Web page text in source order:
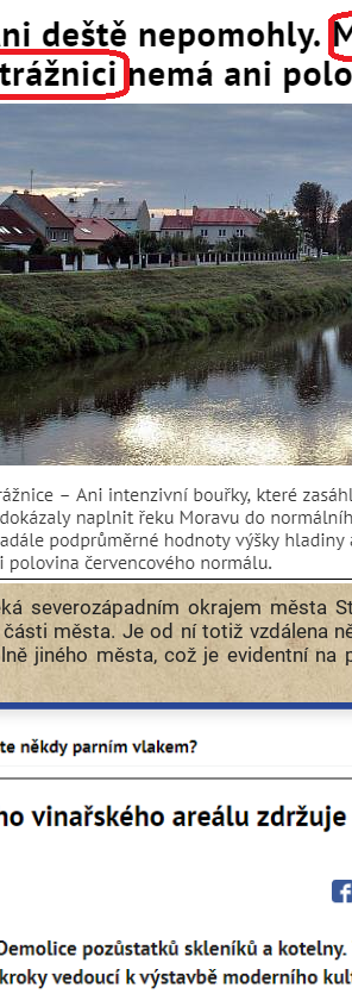
severozápadním okrajem města
části města. Je od ní totiž vzdálena
jiného města, což je evidentní na